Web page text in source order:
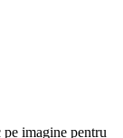
imagine pentru